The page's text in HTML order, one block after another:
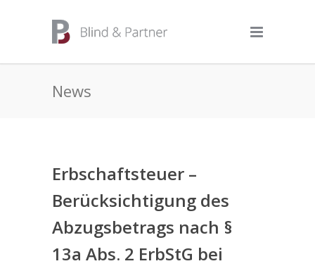
News
Erbschaftsteuer –
Berücksichtigung des
Abzugsbetrags nach §
13a Abs. 2 ErbStG bei